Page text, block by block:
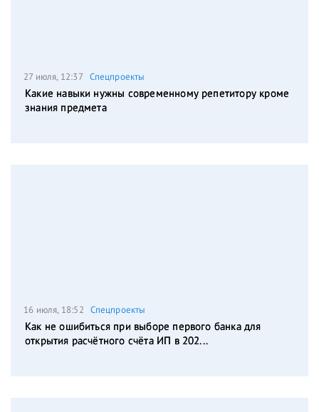
27 июля, 12:37 Спецпроекты
Какие навыки нужны современному репетитору кроме
знания предмета
16 июля, 18:52 Спецпроекты
Как не ошибиться при выборе первого банка для
открытия расчётного счёта ИП в 202...